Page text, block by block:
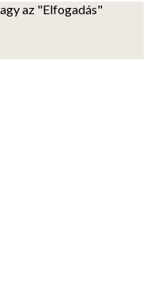
az "Elfogadás"